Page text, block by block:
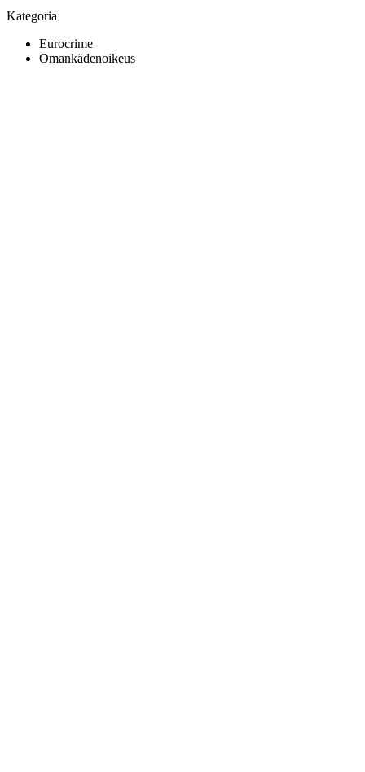
Kategoria
Eurocrime
Omankädenoikeus